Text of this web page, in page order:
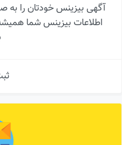
آگهی بیزینس خودتان را به
اطلاعات بیزینس شما